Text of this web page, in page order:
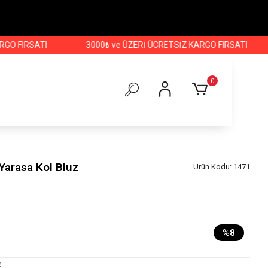
3000₺ ve ÜZERİ ÜCRETSİZ KARGO FIRSATI
0
Kol Bluz Ürün Kodu: 1471
%8